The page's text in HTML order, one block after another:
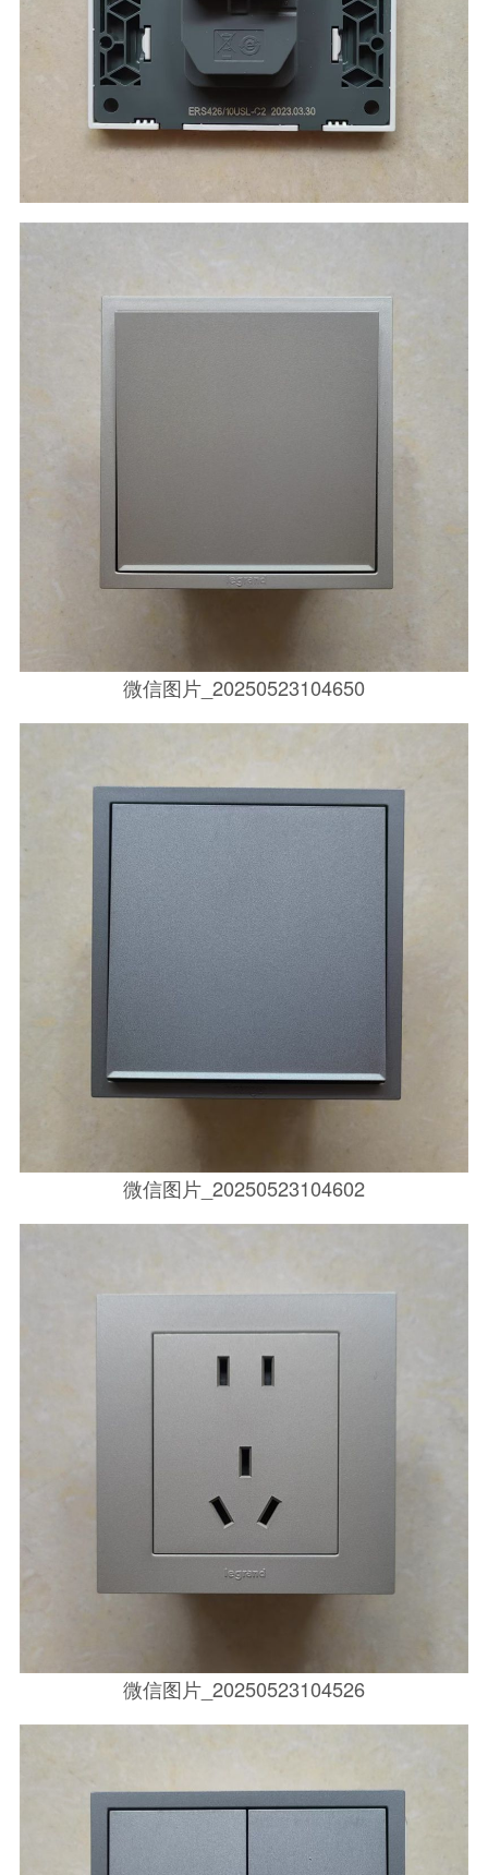
微信图片_20250523104650
微信图片_20250523104602
微信图片_20250523104526